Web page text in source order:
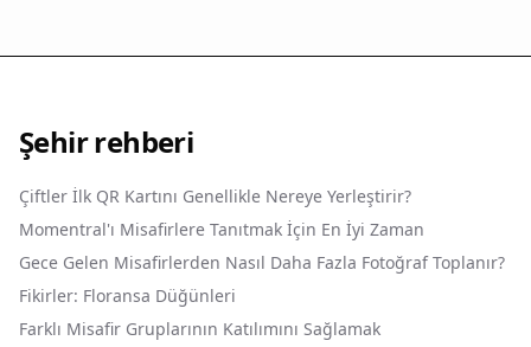
Şehir rehberi
Çiftler İlk QR Kartını Genellikle Nereye Yerleştirir?
Momentral'ı Misafirlere Tanıtmak İçin En İyi Zaman
Gece Gelen Misafirlerden Nasıl Daha Fazla Fotoğraf Toplanır?
Fikirler: Floransa Düğünleri
Farklı Misafir Gruplarının Katılımını Sağlamak